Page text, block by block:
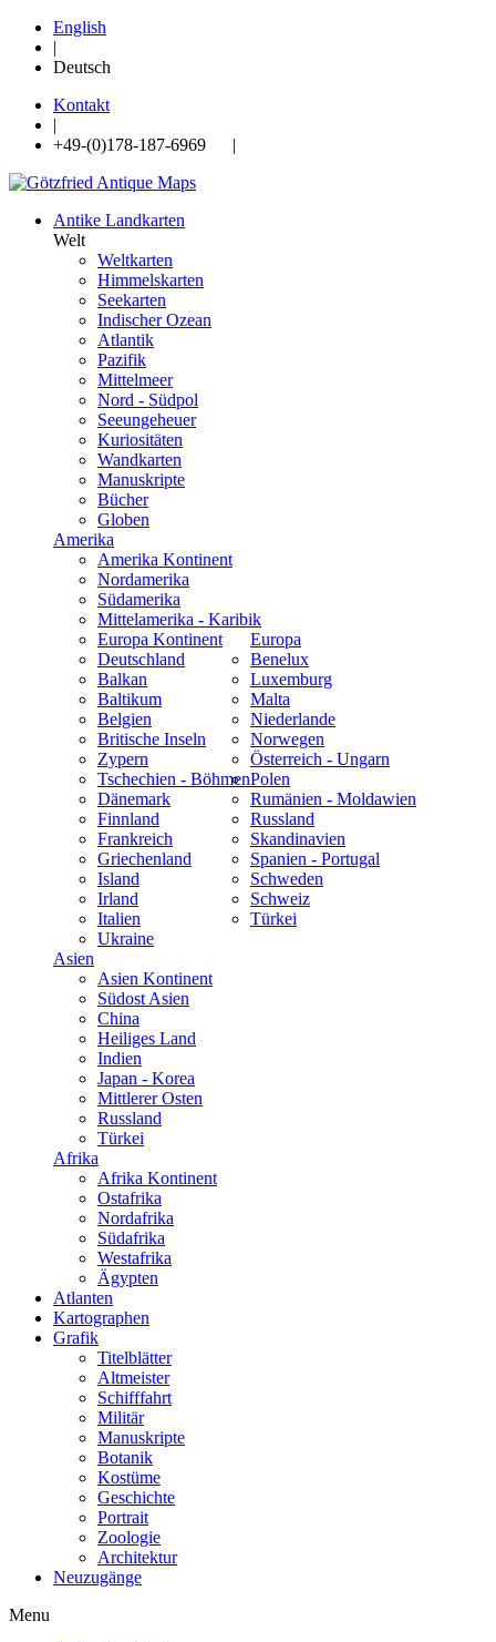
English
|
Deutsch
Kontakt
|
+49-(0)178-187-6969 |
Antike Landkarten
Welt
Weltkarten
Himmelskarten
Seekarten
Indischer Ozean
Atlantik
Pazifik
Mittelmeer
Nord - Südpol
Seeungeheuer
Kuriositäten
Wandkarten
Manuskripte
Bücher
Globen
Amerika
Amerika Kontinent
Nordamerika
Südamerika
Mittelamerika - Karibik
Europa
Europa Kontinent
Deutschland
Balkan
Baltikum
Belgien
Britische Inseln
Zypern
Tschechien - Böhmen
Dänemark
Finnland
Frankreich
Griechenland
Island
Irland
Italien
Benelux
Luxemburg
Malta
Niederlande
Norwegen
Österreich - Ungarn
Polen
Rumänien - Moldawien
Russland
Skandinavien
Spanien - Portugal
Schweden
Schweiz
Türkei
Ukraine
Asien
Asien Kontinent
Südost Asien
China
Heiliges Land
Indien
Japan - Korea
Mittlerer Osten
Russland
Türkei
Afrika
Afrika Kontinent
Ostafrika
Nordafrika
Südafrika
Westafrika
Ägypten
Atlanten
Kartographen
Grafik
Titelblätter
Altmeister
Schifffahrt
Militär
Manuskripte
Botanik
Kostüme
Geschichte
Portrait
Zoologie
Architektur
Neuzugänge
Menu